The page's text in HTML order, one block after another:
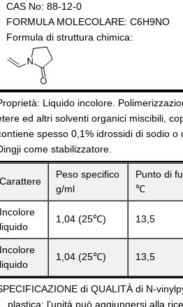
CAS No: 88-12-0
FORMULA MOLECOLARE: C6H9NO
Formula di struttura chimica:
Liquido incolore.
ed altri solventi organici miscibili,
spesso 0,1% idrossidi di sodio
come stabilizzatore.
Carattere
Peso specifico
g/ml
Punto di
℃
Incolore
liquido
1,04 (25℃) 13,5
Incolore
liquido
1,04 (25℃) 13,5
di QUALITÀ di N-
plastica: l'unità può aggiungersi alla